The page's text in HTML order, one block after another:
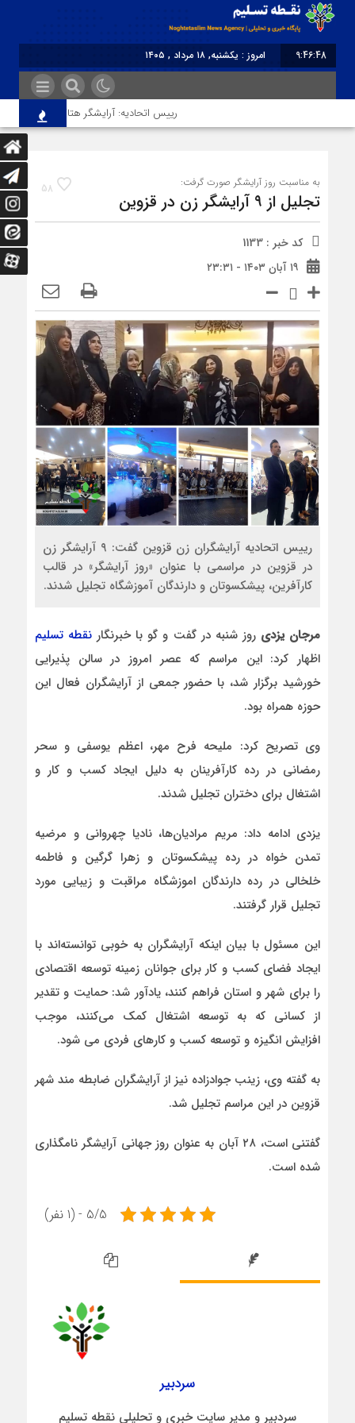
9:46:48
امروز : یکشنبه, ۱۸ مرداد , ۱۴۰۵
رییس اتحادیه: آرایشگر هتاک در قزوین عضو
58 به مناسبت روز آرایشگر صورت گرفت:
تجلیل از ۹ آرایشگر زن در قزوین
کد خبر : 1133
۱۹ آبان ۱۴۰۳ - ۲۳:۳۱
رییس اتحادیه آرایشگران زن قزوین گفت: ۹ آرایشگر زن
در قزوین در مراسمی با عنوان «روز آرایشگر» در قالب
کارآفرین، پیشکسوتان و دارندگان آموزشگاه تجلیل شدند.
مرجان یزدی روز شنبه در گفت و گو با خبرنگار نقطه تسلیم
اظهار کرد: این مراسم که عصر امروز در سالن پذیرایی
خورشید برگزار شد، با حضور جمعی از آرایشگران فعال این
حوزه همراه بود.
وی تصریح کرد: ملیحه فرح مهر، اعظم یوسفی و سحر
رمضانی در رده کارآفرینان به دلیل ایجاد کسب و کار و
اشتغال برای دختران تجلیل شدند.
یزدی ادامه داد: مریم مرادیان‌ها، نادیا چهروانی و مرضیه
تمدن خواه در رده پیشکسوتان و زهرا گرگین و فاطمه
خلخالی در رده دارندگان اموزشگاه مراقبت و زیبایی مورد
تجلیل قرار گرفتند.
این مسئول با بیان اینکه آرایشگران به خوبی توانسته‌اند با
ایجاد فضای کسب و کار برای جوانان زمینه توسعه اقتصادی
را برای شهر و استان فراهم کنند، یادآور شد: حمایت و تقدیر
از کسانی که به توسعه اشتغال کمک می‌کنند، موجب
افزایش انگیزه و توسعه کسب و کارهای فردی می شود.
به گفته وی، زینب جوادزاده نیز از آرایشگران ضابطه مند شهر
قزوین در این مراسم تجلیل شد.
گفتنی است، ۲۸ آبان به عنوان روز جهانی آرایشگر نامگذاری
شده است.
5/5 - (1 نفر)
سردبیر
سردبیر و مدیر سایت خبری و تحلیلی نقطه تسلیم